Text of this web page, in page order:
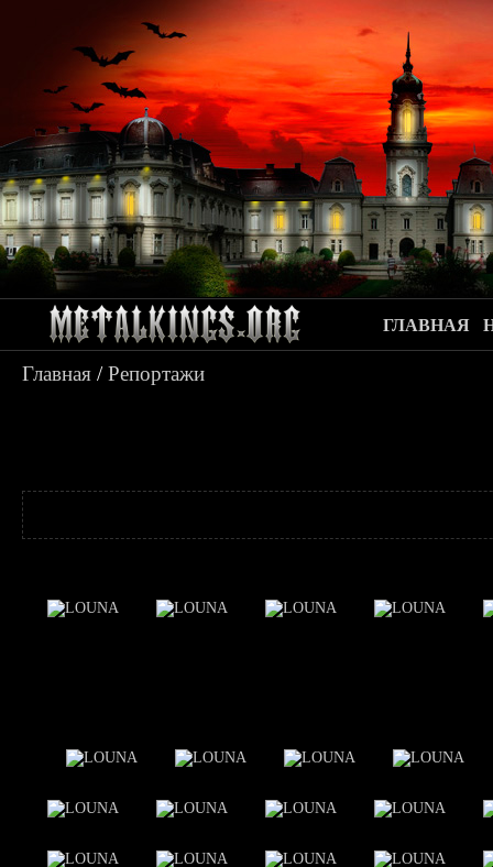
ГЛАВНАЯ
Главная /Репортажи